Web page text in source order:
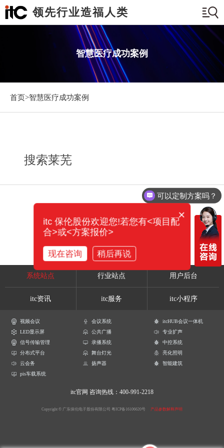
领先行业造福人类
智慧医疗成功案例
首页>智慧医疗成功案例
搜索莱芜
系统站点 行业站点 用户后台
itc资讯 itc服务 itc小程序
视频会议 会议系统
itcHUB会议一体机
LED显示屏
公共广播
专业扩声
信号传输管理
录播系统
中控系统
分布式平台
舞台灯光
亮化照明
云会务
扬声器
智能建筑
pis车载系统
itc官网 咨询热线：400-991-2218
Copyright © 广东保伦电子股份有限公司 粤ICP备16106620号 产品参数解释声明
可以定制方案吗？
×
itc 保伦股份欢迎您!若您有<项目配
合>或<方案报价>
现在咨询 稍后再说